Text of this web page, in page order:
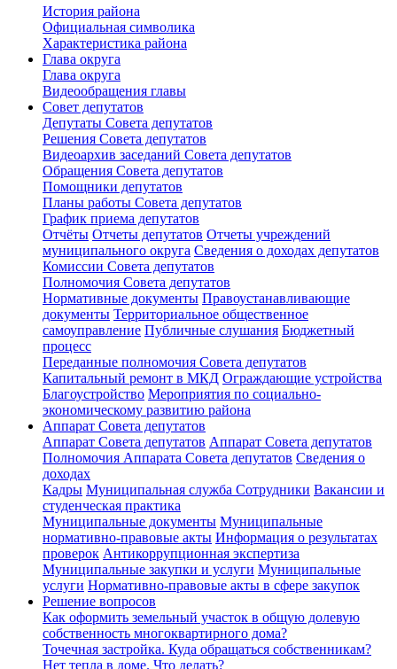
История района
Официальная символика
Характеристика района
Глава округа
Глава округа
Видеообращения главы
Совет депутатов
Депутаты Совета депутатов
Решения Совета депутатов
Видеоархив заседаний Совета депутатов
Обращения Совета депутатов
Помощники депутатов
Планы работы Совета депутатов
График приема депутатов
Отчёты Отчеты депутатов Отчеты учреждений
муниципального округа Сведения о доходах депутатов
Комиссии Cовета депутатов
Полномочия Совета депутатов
Нормативные документы Правоустанавливающие
документы Территориальное общественное
самоуправление Публичные слушания Бюджетный
процесс
Переданные полномочия Совета депутатов
Капитальный ремонт в МКД Ограждающие устройства
Благоустройство Мероприятия по социально-
экономическому развитию района
Аппарат Совета депутатов
Аппарат Совета депутатoв Аппарат Совета депутатов
Полномочия Аппарата Совета депутатов Сведения о
доходах
Кадры Муниципальная служба Сотрудники Вакансии и
студенческая практика
Муниципальные документы Муниципальные
нормативно-правовые акты Информация о результатах
проверок Антикоррупционная экспертиза
Муниципальные закупки и услуги Муниципальные
услуги Нормативно-правовые акты в сфере закупок
Решение вопросов
Как оформить земельный участок в общую долевую
собственность многоквартирного дома?
Точечная застройка. Куда обращаться собственникам?
Нет тепла в доме. Что делать?